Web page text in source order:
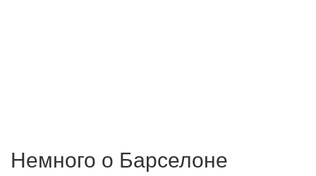
Немного о Барселоне